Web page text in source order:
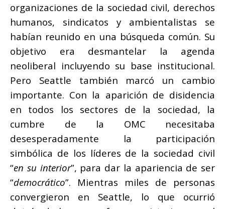
organizaciones de la sociedad civil, derechos
humanos, sindicatos y ambientalistas se
habían reunido en una búsqueda común. Su
objetivo era desmantelar la agenda
neoliberal incluyendo su base institucional.
Pero Seattle también marcó un cambio
importante. Con la aparición de disidencia
en todos los sectores de la sociedad, la
cumbre de la OMC necesitaba
desesperadamente la participación
simbólica de los líderes de la sociedad civil
“en su interior”, para dar la apariencia de ser
“democrático”. Mientras miles de personas
convergieron en Seattle, lo que ocurrió